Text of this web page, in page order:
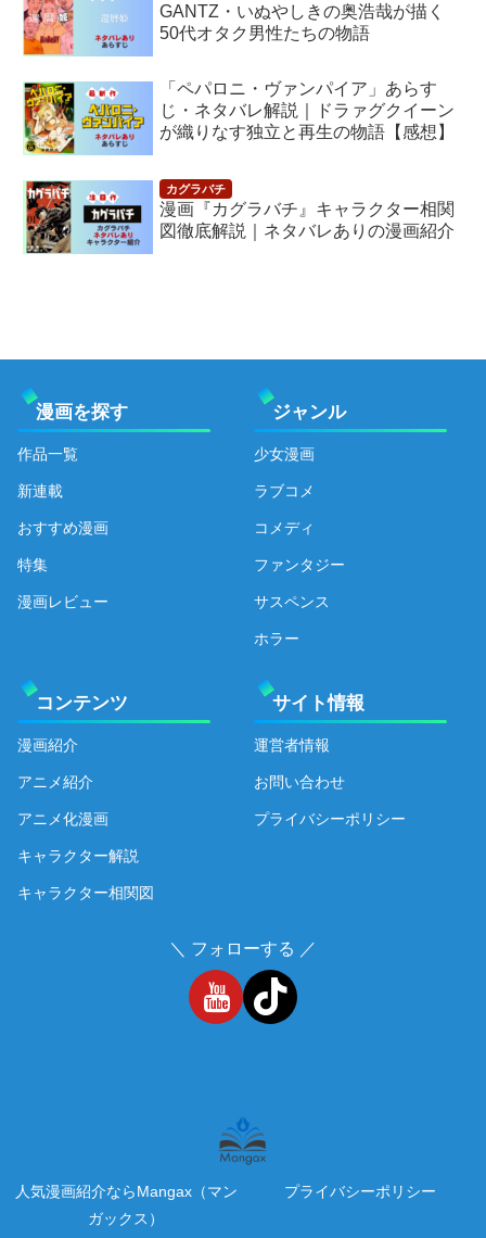
GANTZ・いぬやしきの奥浩哉が描く
50代オタク男性たちの物語
「ペパロニ・ヴァンパイア」あらす
じ・ネタバレ解説｜ドラァグクイーン
が織りなす独立と再生の物語【感想】
漫画『カグラバチ』キャラクター相関
図徹底解説｜ネタバレありの漫画紹介
漫画を探す
作品一覧
新連載
おすすめ漫画
特集
漫画レビュー
ジャンル
少女漫画
ラブコメ
コメディ
ファンタジー
サスペンス
ホラー
コンテンツ
漫画紹介
アニメ紹介
アニメ化漫画
キャラクター解説
キャラクター相関図
サイト情報
運営者情報
お問い合わせ
プライバシーポリシー
＼ フォローする ／
人気漫画紹介ならMangax（マン
ガックス）
プライバシーポリシー